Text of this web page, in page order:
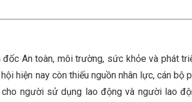
An toàn, môi trường, sức khỏe và phát
hiện nay còn thiếu nguồn nhân lực, cán bộ
người sử dụng lao động và người lao